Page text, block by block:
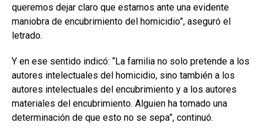
queremos dejar claro que estamos ante una evidente
maniobra de encubrimiento del homicidio”, aseguró el
letrado.
Y en ese sentido indicó: “La familia no solo pretende a los
autores intelectuales del homicidio, sino también a los
autores intelectuales del encubrimiento y a los autores
materiales del encubrimiento. Alguien ha tomado una
determinación de que esto no se sepa”, continuó.